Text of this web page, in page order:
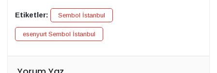
Etiketler: Sembol İstanbul
esenyurt Sembol İstanbul